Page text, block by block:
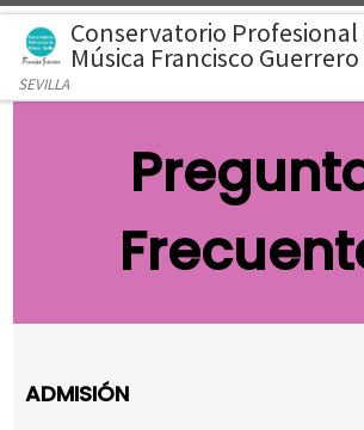
Saltar al contenido
Conservatorio Profesional
Música Francisco Guerrero
SEVILLA
ADMISIÓN